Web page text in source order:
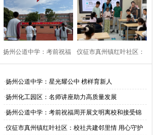
中 榜样育新人 助力高质量发展
扬州公道中学：考前祝福
旗活动
仪征市真州镇红叶社区：
伴成长
·扬州公道中学：星光耀公中 榜样育新人
·扬州化工园区：名师讲座助力高质量发展
·扬州公道中学：考前祝福周开展文明离校和接受锦
旗活动
·仪征市真州镇红叶社区：校社共建邻里情 用心守护